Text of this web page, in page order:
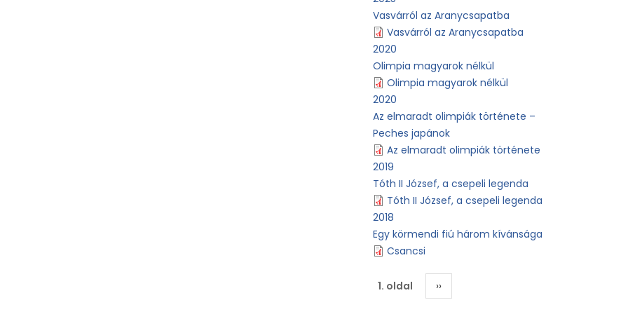
Vasvárról az Aranycsapatba
Vasvárról az Aranycsapatba
2020
Olimpia magyarok nélkül
Olimpia magyarok nélkül
2020
Az elmaradt olimpiák története –
Peches japánok
Az elmaradt olimpiák története
2019
Tóth II József, a csepeli legenda
Tóth II József, a csepeli legenda
2018
Egy körmendi fiú három kívánsága
Csancsi
Oldalszámozás
1. oldal
Következő
oldal
››